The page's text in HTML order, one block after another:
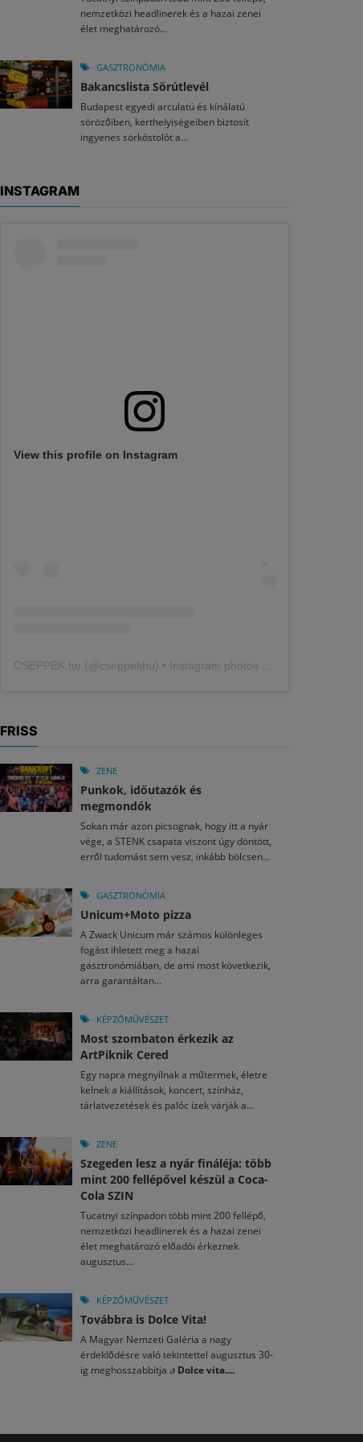
nemzetközi headlinerek és a hazai zenei
élet meghatározó...
GASZTRONÓMIA
Bakancslista Sörútlevél
Budapest egyedi arculatú és kínálatú
sörözőiben, kerthelyiségeiben biztosít
ingyenes sörkóstolót a...
INSTAGRAM
View this profile on Instagram
CSEPPEK.hu (@cseppekhu ) • Instagram photos and videos
FRISS
ZENE
Punkok, időutazók és
megmondók
Sokan már azon picsognak, hogy itt a nyár
vége, a STENK csapata viszont úgy döntött,
erről tudomást sem vesz, inkább bölcsen...
GASZTRONÓMIA
Unicum+Moto pizza
A Zwack Unicum már számos különleges
fogást ihletett meg a hazai
gasztronómiában, de ami most következik,
arra garantáltan...
KÉPZŐMŰVÉSZET
Most szombaton érkezik az
ArtPiknik Cered
Egy napra megnyílnak a műtermek, életre
kelnek a kiállítások, koncert, színház,
tárlatvezetések és palóc ízek várják a...
ZENE
Szegeden lesz a nyár fináléja: több
mint 200 fellépővel készül a Coca-
Cola SZIN
Tucatnyi színpadon több mint 200 fellépő,
nemzetközi headlinerek és a hazai zenei
élet meghatározó előadói érkeznek
augusztus...
KÉPZŐMŰVÉSZET
Továbbra is Dolce Vita!
A Magyar Nemzeti Galéria a nagy
érdeklődésre való tekintettel augusztus 30-
ig meghosszabbítja a Dolce vita....